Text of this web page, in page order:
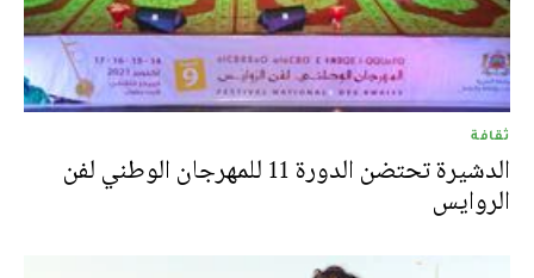
ثقافة
الدشيرة تحتضن الدورة 11 للمهرجان الوطني لفن
الروايس